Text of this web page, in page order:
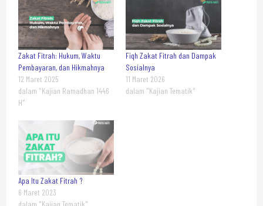
Zakat Fitrah: Hukum, Waktu
Pembayaran, dan Hikmahnya
12 Maret 2025
dalam "Kajian Ramadhan 1446
H"
Fiqh Zakat Fitrah dan Dampak
Sosialnya
11 Maret 2026
dalam "Kajian Tematik"
Apa Itu Zakat Fitrah ?
6 Maret 2023